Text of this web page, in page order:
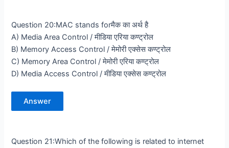
Question 20:MAC stands forमैक का अर्थ है
A) Media Area Control / मीडिया एरिया कण्ट्रोल
B) Memory Access Control / मेमोरी एक्सेस कण्ट्रोल
C) Memory Area Control / मेमोरी एरिया कण्ट्रोल
D) Media Access Control / मीडिया एक्सेस कण्ट्रोल
Answer
Question 21:Which of the following is related to internet